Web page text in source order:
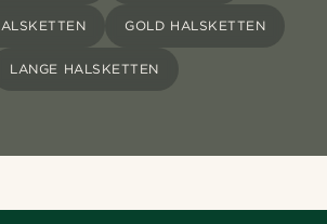
GOLD HALSKETTEN
LANGE HALSKETTEN